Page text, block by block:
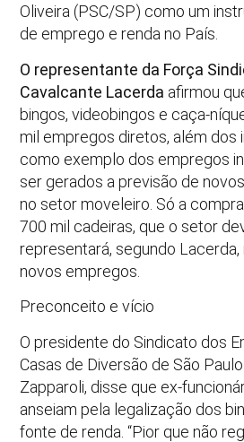
Oliveira (PSC/SP) como um
de emprego e renda no País.
O representante da Força
Cavalcante Lacerda afirmou
bingos, videobingos e caça-
mil empregos diretos, além dos
como exemplo dos empregos
ser gerados a previsão de
no setor moveleiro. Só a
700 mil cadeiras, que o setor
representará, segundo Lacerda,
novos empregos.
Preconceito e vício
O presidente do Sindicato dos
Casas de Diversão de São
Zapparoli, disse que ex-
anseiam pela legalização dos
fonte de renda. “Pior que não